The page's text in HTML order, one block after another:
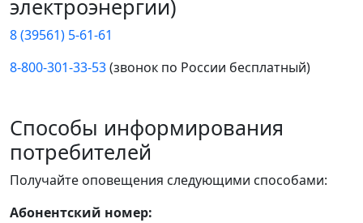
электроэнергии)
8 (39561) 5-61-61
8-800-301-33-53(звонок по России бесплатный)
Способы информирования
потребителей
Получайте оповещения следующими способами:
Абонентский номер: